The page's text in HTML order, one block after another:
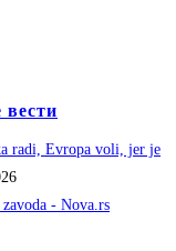
вести
radi, Evropa voli, jer je
- Nova.rs